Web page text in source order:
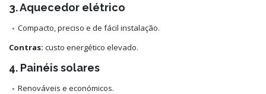
3. Aquecedor elétrico
Compacto, preciso e de fácil instalação.
Contras: custo energético elevado.
4. Painéis solares
Renováveis e económicos.